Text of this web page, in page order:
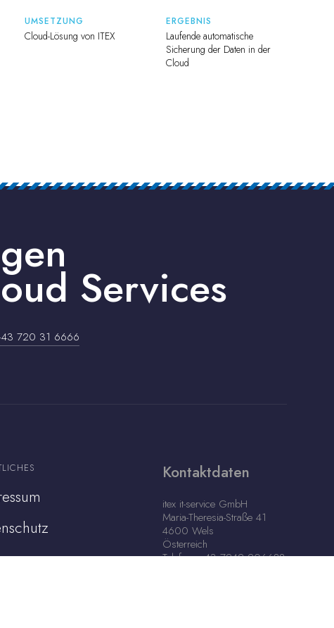
UMSETZUNG
Cloud-Lösung von ITEX
ERGEBNIS
Laufende automatische
Sicherung der Daten in der
Cloud
Services
720 31 6666
Kontaktdaten
itex it-service GmbH
Maria-Theresia-Straße 41
4600 Wels
Österreich
Telefon: +43 7242 206688